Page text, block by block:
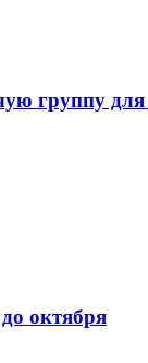
группу
октября